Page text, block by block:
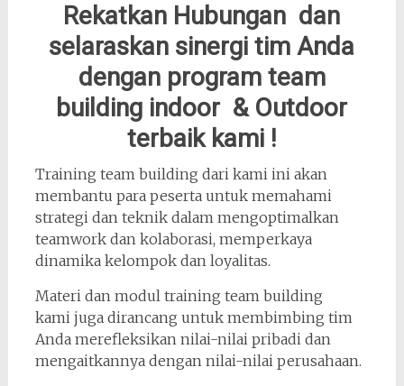
Rekatkan Hubungan dan
selaraskan sinergi tim Anda
dengan program team
building indoor & Outdoor
terbaik kami !
Training team building dari kami ini akan
membantu para peserta untuk memahami
strategi dan teknik dalam mengoptimalkan
teamwork dan kolaborasi, memperkaya
dinamika kelompok dan loyalitas.
Materi dan modul training team building
kami juga dirancang untuk membimbing tim
Anda merefleksikan nilai-nilai pribadi dan
mengaitkannya dengan nilai-nilai perusahaan.